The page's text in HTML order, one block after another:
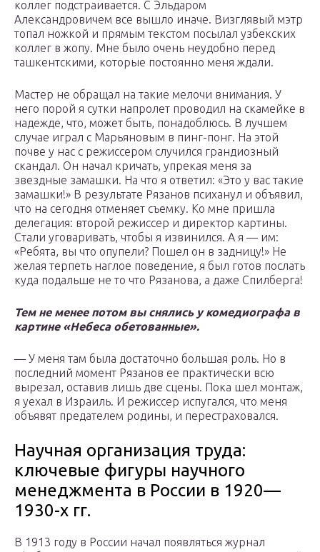
коллег подстраивается. С Эльдаром
Александровичем все вышло иначе. Визглявый мэтр
топал ножкой и прямым текстом посылал узбекских
коллег в жопу. Мне было очень неудобно перед
ташкентскими, которые постоянно меня ждали.
Мастер не обращал на такие мелочи внимания. У
него порой я сутки напролет проводил на скамейке в
надежде, что, может быть, понадоблюсь. В лучшем
случае играл с Марьяновым в пинг-понг. На этой
почве у нас с режиссером случился грандиозный
скандал. Он начал кричать, упрекая меня за
звездные замашки. На что я ответил: «Это у вас такие
замашки!» В результате Рязанов психанул и объявил,
что на сегодня отменяет съемку. Ко мне пришла
делегация: второй режиссер и директор картины.
Стали уговаривать, чтобы я извинился. А я — им:
«Ребята, вы что опупели? Пошел он в задницу!» Не
желая терпеть наглое поведение, я был готов послать
куда подальше не то что Рязанова, а даже Спилберга!
Тем не менее потом вы снялись у комедиографа в
картине «Небеса обетованные».
— У меня там была достаточно большая роль. Но в
последний момент Рязанов ее практически всю
вырезал, оставив лишь две сцены. Пока шел монтаж,
я уехал в Израиль. И режиссер испугался, что меня
объявят предателем родины, и перестраховался.
Научная организация труда:
ключевые фигуры научного
менеджмента в России в 1920—
1930-х гг.
В 1913 году в России начал появляться журнал